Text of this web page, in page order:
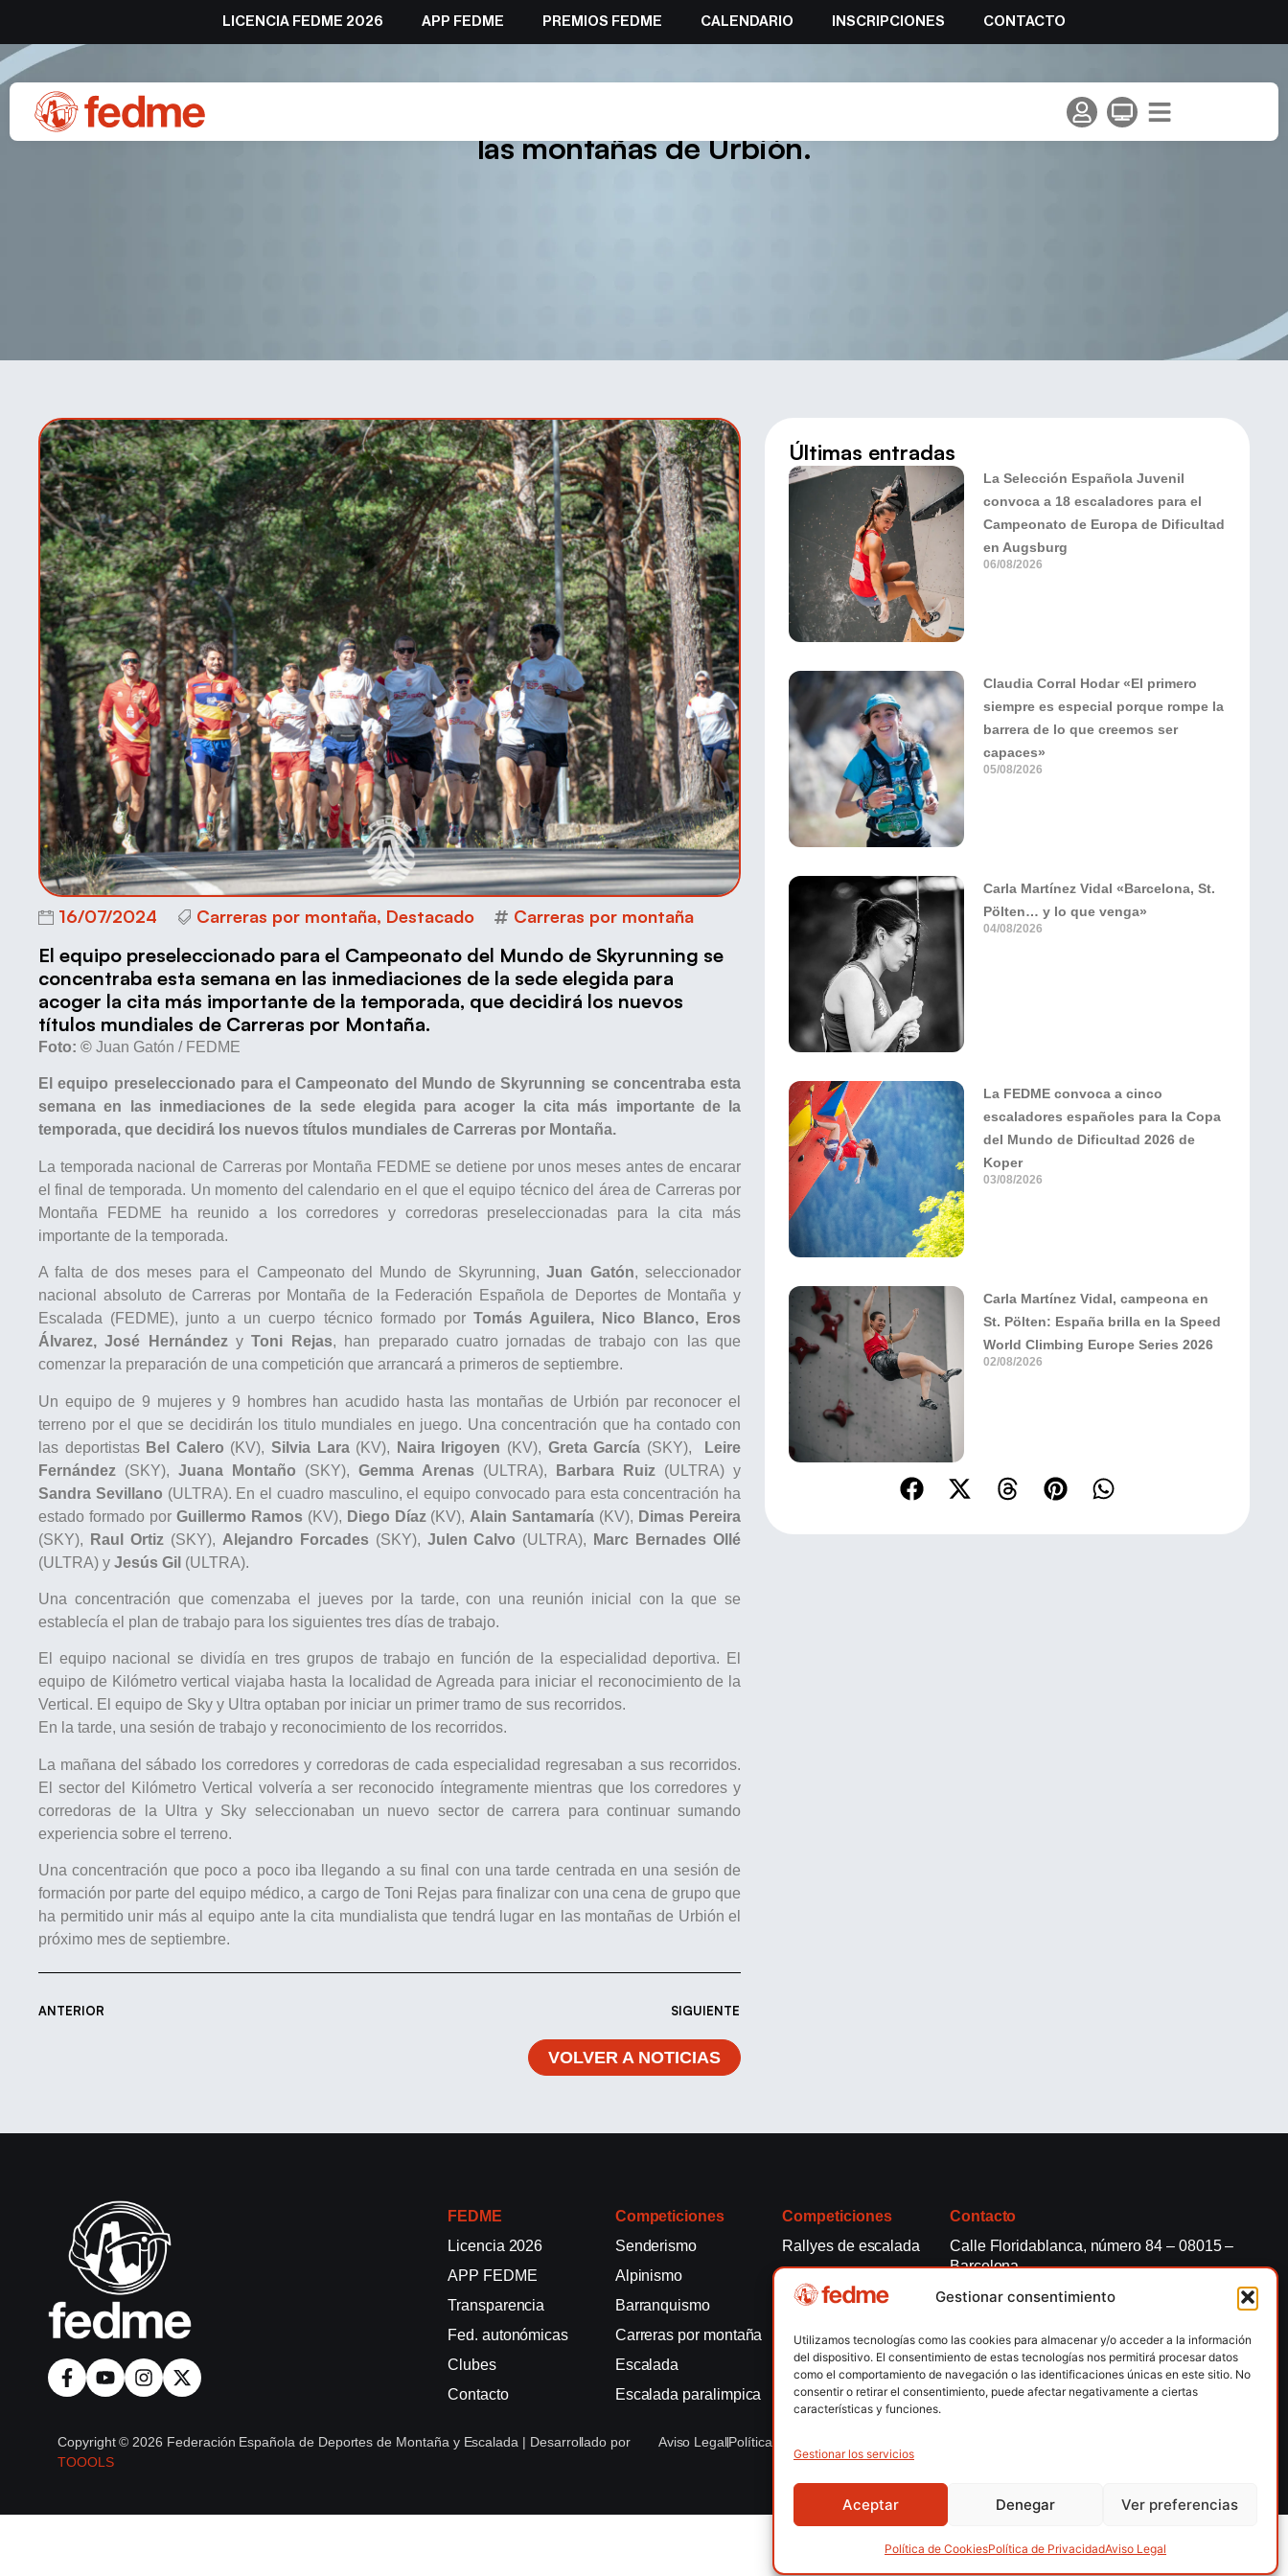
Gestionar consentimiento
Utilizamos tecnologías como las cookies para almacenar y/o acceder a la información
del dispositivo. El consentimiento de estas tecnologías nos permitirá procesar datos
como el comportamiento de navegación o las identificaciones únicas en este sitio. No
consentir o retirar el consentimiento, puede afectar negativamente a ciertas
características y funciones.
Gestionar los servicios
Aceptar Denegar Ver preferencias
Política de CookiesPolítica de PrivacidadAviso Legal
LICENCIA FEDME 2026 APP FEDME PREMIOS FEDME CALENDARIO INSCRIPCIONES CONTACTO
La selección española de Carreras por Montaña prepara el Campeonato del Mundo en
las montañas de Urbión.
16/07/2024 Carreras por montaña, Destacado Carreras por montaña
El equipo preseleccionado para el Campeonato del Mundo de Skyrunning se
concentraba esta semana en las inmediaciones de la sede elegida para
acoger la cita más importante de la temporada, que decidirá los nuevos
títulos mundiales de Carreras por Montaña.
Foto: © Juan Gatón / FEDME
El equipo preseleccionado para el Campeonato del Mundo de Skyrunning se concentraba esta
semana en las inmediaciones de la sede elegida para acoger la cita más importante de la
temporada, que decidirá los nuevos títulos mundiales de Carreras por Montaña.
La temporada nacional de Carreras por Montaña FEDME se detiene por unos meses antes de encarar
el final de temporada. Un momento del calendario en el que el equipo técnico del área de Carreras por
Montaña FEDME ha reunido a los corredores y corredoras preseleccionadas para la cita más
importante de la temporada.
A falta de dos meses para el Campeonato del Mundo de Skyrunning,Juan Gatón, seleccionador
nacional absoluto de Carreras por Montaña de la Federación Española de Deportes de Montaña y
Escalada (FEDME), junto a un cuerpo técnico formado porTomás Aguilera, Nico Blanco, Eros
Álvarez, José Hernándezy Toni Rejas, han preparado cuatro jornadas de trabajo con las que
comenzar la preparación de una competición que arrancará a primeros de septiembre.
Un equipo de 9 mujeres y 9 hombres han acudido hasta las montañas de Urbión par reconocer el
terreno por el que se decidirán los titulo mundiales en juego. Una concentración que ha contado con
las deportistas Bel Calero (KV),Silvia Lara (KV), Naira Irigoyen (KV), Greta García (SKY),
Leire
Fernández (SKY),Juana Montaño (SKY),Gemma Arenas (ULTRA), Barbara Ruiz (ULTRA) y
Sandra Sevillano (ULTRA). En el cuadro masculino, el equipo convocado para esta concentración ha
estado formado por Guillermo Ramos(KV), Diego Díaz(KV), Alain Santamaría (KV), Dimas Pereira
(SKY),
Raul Ortiz (SKY), Alejandro Forcades(SKY), Julen Calvo (ULTRA),
Marc Bernades Ollé
(ULTRA) y Jesús Gil (ULTRA).
Una concentración que comenzaba el jueves por la tarde, con una reunión inicial con la que se
establecía el plan de trabajo para los siguientes tres días de trabajo.
El equipo nacional se dividía en tres grupos de trabajo en función de la especialidad deportiva. El
equipo de Kilómetro vertical viajaba hasta la localidad de Agreada para iniciar el reconocimiento de la
Vertical. El equipo de Sky y Ultra optaban por iniciar un primer tramo de sus recorridos.
En la tarde, una sesión de trabajo y reconocimiento de los recorridos.
La mañana del sábado los corredores y corredoras de cada especialidad regresaban a sus recorridos.
El sector del Kilómetro Vertical volvería a ser reconocido íntegramente mientras que los corredores y
corredoras de la Ultra y Sky seleccionaban un nuevo sector de carrera para continuar sumando
experiencia sobre el terreno.
Una concentración que poco a poco iba llegando a su final con una tarde centrada en una sesión de
formación por parte del equipo médico, a cargo de Toni Rejas para finalizar con una cena de grupo que
ha permitido unir más al equipo ante la cita mundialista que tendrá lugar en las montañas de Urbión el
próximo mes de septiembre.
ANTERIOR SIGUIENTE
VOLVER A NOTICIAS
Últimas entradas
La Selección Española Juvenil
convoca a 18 escaladores para el
Campeonato de Europa de Dificultad
en Augsburg
06/08/2026
Claudia Corral Hodar «El primero
siempre es especial porque rompe la
barrera de lo que creemos ser
capaces»
05/08/2026
Carla Martínez Vidal «Barcelona, St.
Pölten… y lo que venga»
04/08/2026
La FEDME convoca a cinco
escaladores españoles para la Copa
del Mundo de Dificultad 2026 de
Koper
03/08/2026
Carla Martínez Vidal, campeona en
St. Pölten: España brilla en la Speed
World Climbing Europe Series 2026
02/08/2026
FEDME
Licencia 2026
APP FEDME
Transparencia
Fed. autonómicas
Clubes
Contacto
Competiciones
Senderismo
Alpinismo
Barranquismo
Carreras por montaña
Escalada
Escalada paralimpica
Competiciones
Rallyes de escalada
Esquí de montaña
Marcha Nórdica
Raquetas de nieve
Snowrunning / Skysnow
Contacto
Calle Floridablanca, número 84 – 08015 –
Barcelona
fedme@fedme.es
Copyright © 2026 Federación Española de Deportes de Montaña y Escalada | Desarrollado por
TOOOLS
Aviso LegalPolítica de Cookies